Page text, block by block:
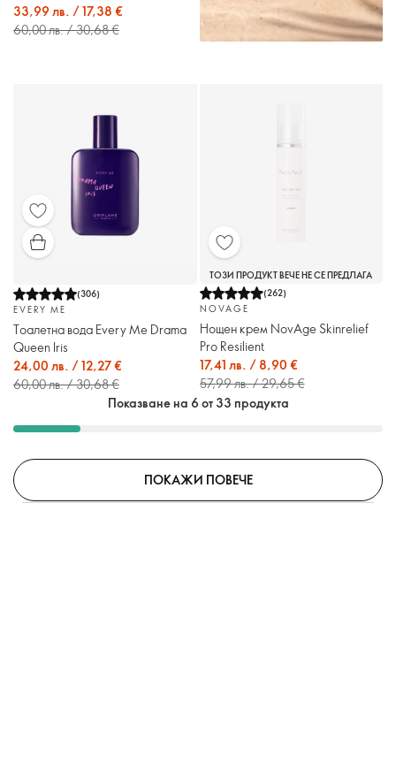
33,99 лв. / 17,38 €
60,00 лв. / 30,68 €
(306)
EVERY ME
Тоалетна вода Every Me Drama
Queen Iris
24,00 лв. / 12,27 €
60,00 лв. / 30,68 €
ТОЗИ ПРОДУКТ ВЕЧЕ НЕ СЕ ПРЕДЛАГА
(262)
NOVAGE
Нощен крем NovAge Skinrelief
Pro Resilient
17,41 лв. / 8,90 €
57,99 лв. / 29,65 €
Показване на 6 от 33 продукта
ПОКАЖИ ПОВЕЧЕ